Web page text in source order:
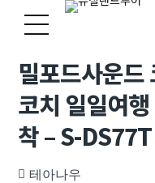
밀포드사운드
코치 일일여
착 – S-DS77T
테아나우